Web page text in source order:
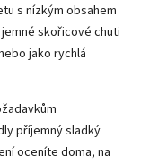
s nízkým obsahem
skořicové chuti
jako rychlá
příjemný sladký
oceníte doma, na